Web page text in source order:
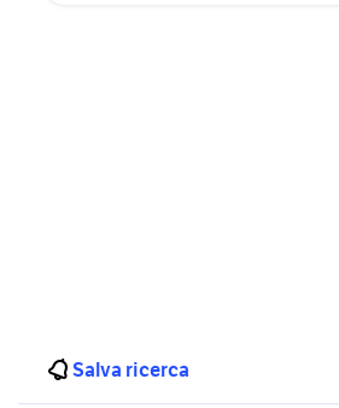
Salva ricerca